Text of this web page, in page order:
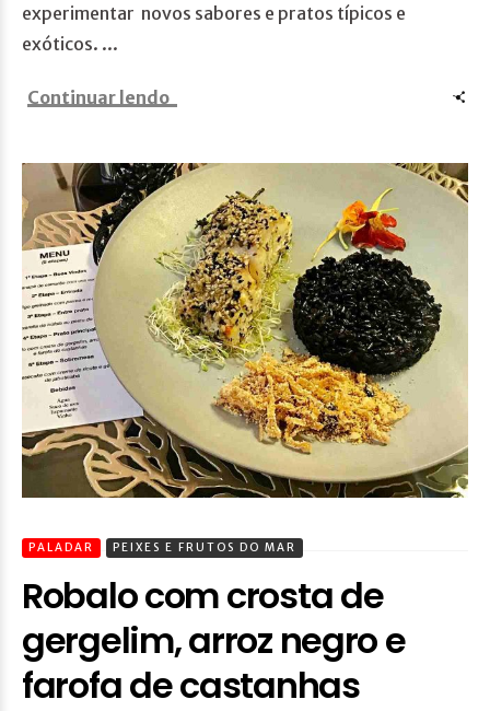
experimentar novos sabores e pratos típicos e
exóticos. ...
Continuar lendo
PALADAR PEIXES E FRUTOS DO MAR
Robalo com crosta de
gergelim, arroz negro e
farofa de castanhas